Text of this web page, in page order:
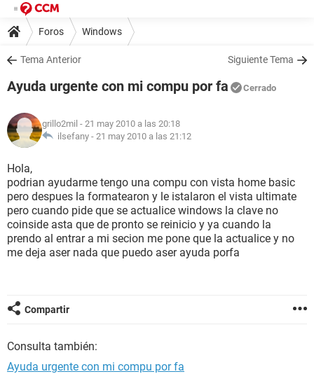
Foros Windows
Tema Anterior Siguiente Tema
Ayuda urgente con mi compu por fa Cerrado
grillo2mil - 21 may 2010 a las 20:18
ilsefany - 21 may 2010 a las 21:12
Hola,
podrian ayudarme tengo una compu con vista home basic
pero despues la formatearon y le istalaron el vista ultimate
pero cuando pide que se actualice windows la clave no
coinside asta que de pronto se reinicio y ya cuando la
prendo al entrar a mi secion me pone que la actualice y no
me deja aser nada que puedo aser ayuda porfa
Compartir
Consulta también:
Ayuda urgente con mi compu por fa